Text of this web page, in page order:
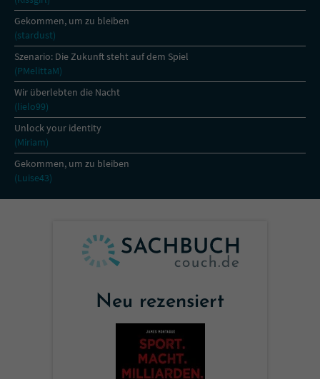
Gekommen, um zu bleiben
(stardust)
Szenario: Die Zukunft steht auf dem Spiel
(PMelittaM)
Wir überlebten die Nacht
(lielo99)
Unlock your identity
(Miriam)
Gekommen, um zu bleiben
(Luise43)
Neu rezensiert
Zweck
Dieses Cookie gewährleistet die
Benutzer. Es wird benötigt um z. B. den
Sicherheitscode des Kontaktformulars zu
überprüfen.